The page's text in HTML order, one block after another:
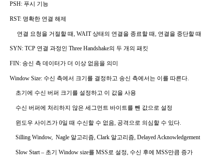
PSH: 푸시 기능
RST: 명확한 연결 해제
연결 요청을 거절할 때 , WAIT상태의 연결을 종료할 때 연결을 중단할 때
SYN: TCP 연결 과정인 Three Handshake의 두 개의 패킷
FIN: 송신 측 데이터가 더 이상 없음을 의미
Window Size: 수신 측에서 크기를 결정하고 송신 측에서는 이를 따른다
초기에 수신 버퍼 크기를 설정하고 이 값을 사용
수신 버퍼에 처리하지 않은 세그먼트 바이트를 뺀 값으로 설정
윈도우 사이즈가 0일 때 수신할 수 없음 공격으로 의심할 수 있다
Silling Window, Nagle 알고리즘, Clark 알고리즘, Delayed Acknowledgement
Slow Start– 초기 Window size를 MSS로 설정, 수신 후에 MSS만큼 증가